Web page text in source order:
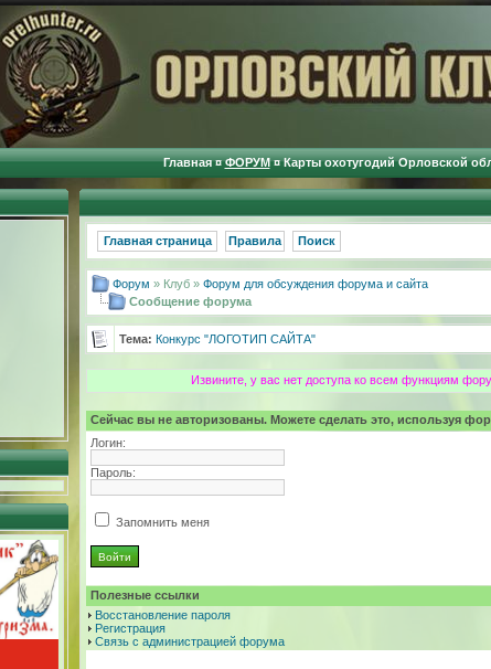
Главная ¤ ФОРУМ ¤ Карты охотугодий Орловской
Главная страница Правила Поиск
Форум » Клуб » Форум для обсуждения форума и сайта
Сообщение форума
Тема: Конкурс "ЛОГОТИП САЙТА"
Извините, у вас нет доступа ко всем функциям
Сейчас вы не авторизованы. Можете сделать это, используя
Логин:
Пароль:
Запомнить меня
Полезные ссылки
Восстановление пароля
Регистрация
Связь с администрацией форума